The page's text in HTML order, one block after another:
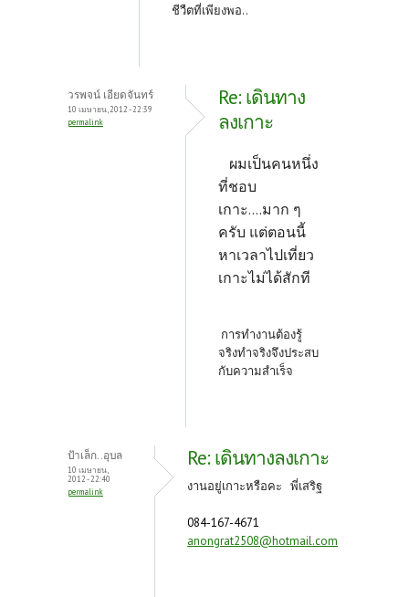
ชีวืตที่เพียงพอ..
วรพจน์ เอียดจันทร์
10 เมษายน, 2012 - 22:39
permalink
Re: เดินทาง
ลงเกาะ
ผมเป็นคนหนึ่ง
ที่ชอบ
เกาะ....มาก ๆ
ครับ แต่ตอนนี้
หาเวลาไปเที่ยว
เกาะไม่ได้สักที
การทำงานต้องรู้
จริงทำจริงจึงประสบ
กับความสำเร็จ
ป้าเล็ก..อุบล
10 เมษายน,
2012 - 22:40
permalink
Re: เดินทางลงเกาะ
งานอยู่เกาะหรือคะ พี่เสริฐ
084-167-4671
anongrat2508@hotmail.com